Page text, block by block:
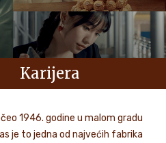
Karijera
1946. godine u malom gradu
je to jedna od najvećih fabrika